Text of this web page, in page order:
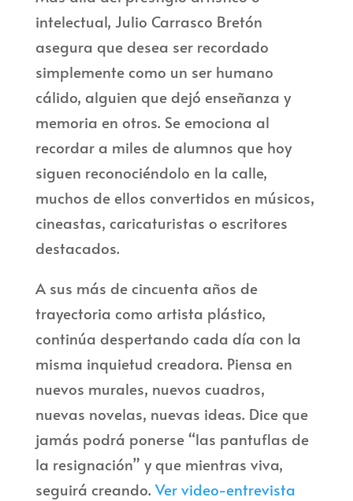
intelectual, Julio Carrasco Bretón
asegura que desea ser recordado
simplemente como un ser humano
cálido, alguien que dejó enseñanza y
memoria en otros. Se emociona al
recordar a miles de alumnos que hoy
siguen reconociéndolo en la calle,
muchos de ellos convertidos en músicos,
cineastas, caricaturistas o escritores
destacados.
A sus más de cincuenta años de
trayectoria como artista plástico,
continúa despertando cada día con la
misma inquietud creadora. Piensa en
nuevos murales, nuevos cuadros,
nuevas novelas, nuevas ideas. Dice que
jamás podrá ponerse “las pantuflas de
la resignación” y que mientras viva,
seguirá creando. Ver video-entrevista